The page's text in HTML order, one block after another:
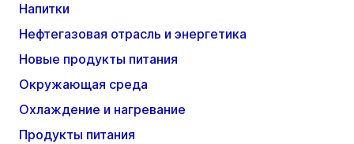
Напитки
Нефтегазовая отрасль и энергетика
Новые продукты питания
Окружающая среда
Охлаждение и нагревание
Продукты питания